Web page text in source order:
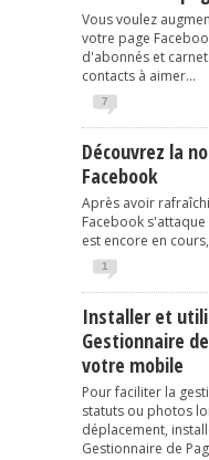
Vous voulez
votre page
d'abonnés et
contacts à aimer...
7
Découvrez la
Facebook
Après avoir
Facebook
est encore en
1
Installer et
Gestionnaire
votre mobile
Pour faciliter la
statuts ou photos
déplacement,
Gestionnaire de